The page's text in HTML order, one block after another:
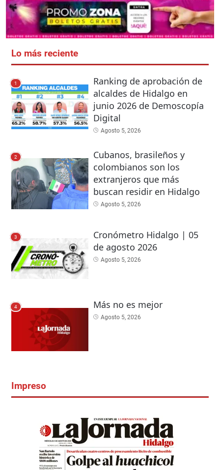
Lo más reciente
1
Ranking de aprobación de
alcaldes de Hidalgo en
junio 2026 de Demoscopía
Digital
Agosto 5, 2026
2
Cubanos, brasileños y
colombianos son los
extranjeros que más
buscan residir en Hidalgo
Agosto 5, 2026
3
Cronómetro Hidalgo | 05
de agosto 2026
Agosto 5, 2026
4 Más no es mejor
Agosto 5, 2026
Impreso